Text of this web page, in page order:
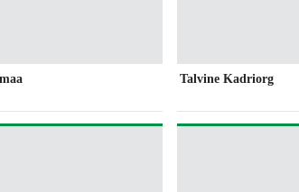
Talvine Kadriorg